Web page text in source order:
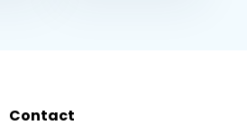
Contact